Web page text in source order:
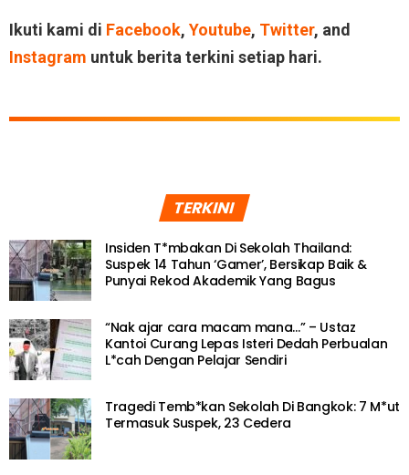
Ikuti kami di Facebook, Youtube, Twitter, and
Instagram untuk berita terkini setiap hari.
TERKINI
Insiden T*mbakan Di Sekolah Thailand:
Suspek 14 Tahun ‘Gamer’, Bersikap Baik &
Punyai Rekod Akademik Yang Bagus
“Nak ajar cara macam mana…” – Ustaz
Kantoi Curang Lepas Isteri Dedah Perbualan
L*cah Dengan Pelajar Sendiri
Tragedi Temb*kan Sekolah Di Bangkok: 7 M*ut
Termasuk Suspek, 23 Cedera